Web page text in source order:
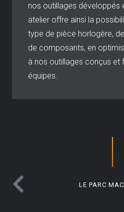
nos outillages développés
atelier offre ainsi la
type de pièce horlogère,
de composants, en
à nos outillages conçus et
équipes.
LE PARC